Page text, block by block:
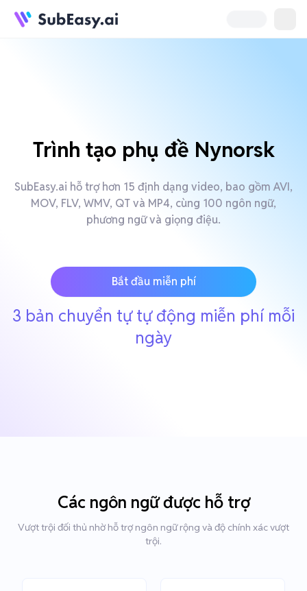
Trình tạo phụ đề Nynorsk
SubEasy.ai hỗ trợ hơn 15 định dạng video, bao gồm AVI,
MOV, FLV, WMV, QT và MP4, cùng 100 ngôn ngữ,
phương ngữ và giọng điệu.
Bắt đầu miễn phí
3 bản chuyển tự tự động miễn phí mỗi
ngày
Các ngôn ngữ được hỗ trợ
Vượt trội đối thủ nhờ hỗ trợ ngôn ngữ rộng và độ chính xác vượt
trội.